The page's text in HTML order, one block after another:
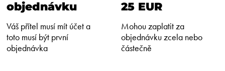
objednávku
Váš přítel musí mít účet a
toto musí být první
objednávka
25 EUR
Mohou zaplatit za
objednávku zcela nebo
částečně